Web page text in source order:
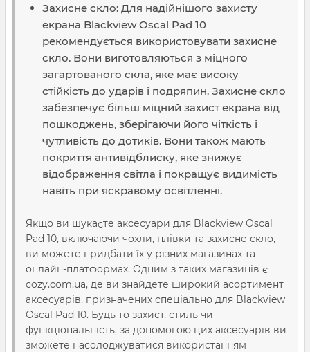
Захисне скло: Для надійнішого захисту
екрана Blackview Oscal Pad 10
рекомендується використовувати захисне
скло. Вони виготовляються з міцного
загартованого скла, яке має високу
стійкість до ударів і подряпин. Захисне скло
забезпечує більш міцний захист екрана від
пошкоджень, зберігаючи його чіткість і
чутливість до дотиків. Вони також мають
покриття антивідблиску, яке знижує
відображення світла і покращує видимість
навіть при яскравому освітленні.
Якщо ви шукаєте аксесуари для Blackview Oscal
Pad 10, включаючи чохли, плівки та захисне скло,
ви можете придбати їх у різних магазинах та
онлайн-платформах. Одним з таких магазинів є
cozy.com.ua, де ви знайдете широкий асортимент
аксесуарів, призначених спеціально для Blackview
Oscal Pad 10. Будь то захист, стиль чи
функціональність, за допомогою цих аксесуарів ви
зможете насолоджуватися використанням